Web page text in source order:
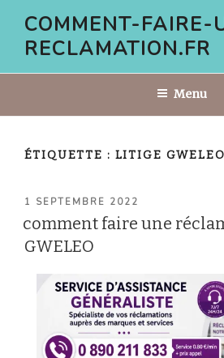
contenu
COMMENT-FAIRE-
RECLAMATION.FR
Menu
ÉTIQUETTE : LITIGE GWELEO
PUBLIÉ
1 SEPTEMBRE 2022
comment faire une
GWELEO